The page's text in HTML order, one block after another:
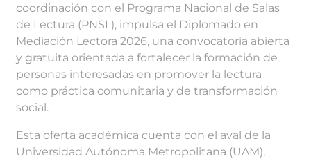
coordinación con el Programa Nacional de Salas
de Lectura (PNSL), impulsa el Diplomado en
Mediación Lectora 2026, una convocatoria abierta
y gratuita orientada a fortalecer la formación de
personas interesadas en promover la lectura
como práctica comunitaria y de transformación
social.
Esta oferta académica cuenta con el aval de la
Universidad Autónoma Metropolitana (UAM),